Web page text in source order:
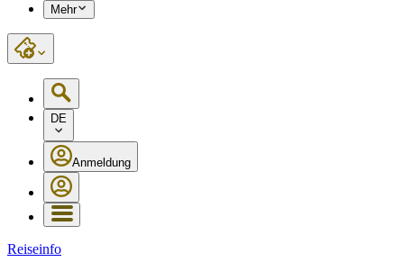
Mehr
DE
Anmeldung
Reiseinfo